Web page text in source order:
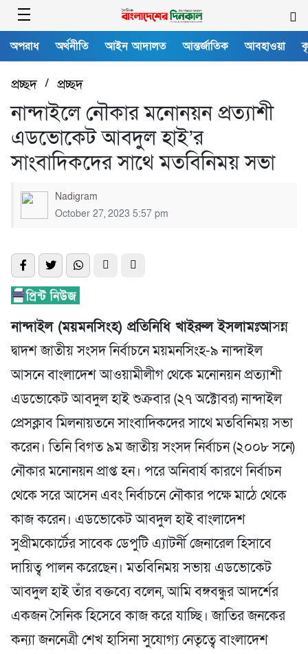
অপরাধ অর্থনীতি আইন আদালত আন্তর্জাতিক আবহাওয়া
প্রচ্ছদ/ প্রচ্ছদ
নান্দাইলে নৌকার মনোনয়ন প্রত্যাশী
এডভোকেট আবদুল হাই’র
সাংবাদিকদের সাথে মতবিনিময় সভা
Nadigram
October 27, 2023 5:57 pm
নান্দাইল (ময়মনসিংহ) প্রতিনিধি খাইরুল ইসলামঃআসন্ন
দ্বাদশ জাতীয় সংসদ নির্বাচনে ময়মনসিংহ-৯ নান্দাইল
আসনে বাংলাদেশ আওয়ামীলীগ থেকে মনোনয়ন প্রত্যাশী
এডভোকেট আবদুল হাই শুক্রবার (২৭ অক্টোবর) নান্দাইল
প্রেসক্লাব মিলনায়তনে সাংবাদিকদের সাথে মতবিনিময় সভা
করেন। তিনি বিগত ৯ম জাতীয় সংসদ নির্বাচন (২০০৮ সনে)
নৌকার মনোনয়ন প্রাপ্ত হন। পরে অনিবার্য কারণে নির্বাচন
থেকে সরে আসেন এবং নির্বাচনে নৌকার পক্ষে মাঠে থেকে
কাজ করেন। এডভোকেট আবদুল হাই বাংলাদেশ
সুপ্রীমকোর্টের সাবেক ডেপুটি এ্যাটর্নী জেনারেল হিসাবে
দায়িত্ব পালন করেছেন। মতবিনিময় সভায় এডভোকেট
আবদুল হাই তাঁর বক্তব্যে বলেন, আমি বঙ্গবন্ধুর আদর্শের
একজন সৈনিক হিসেবে কাজ করে যাচ্ছি। জাতির জনকের
কন্যা জননেত্রী শেখ হাসিনা সুযোগ্য নেতৃত্বে বাংলাদেশ